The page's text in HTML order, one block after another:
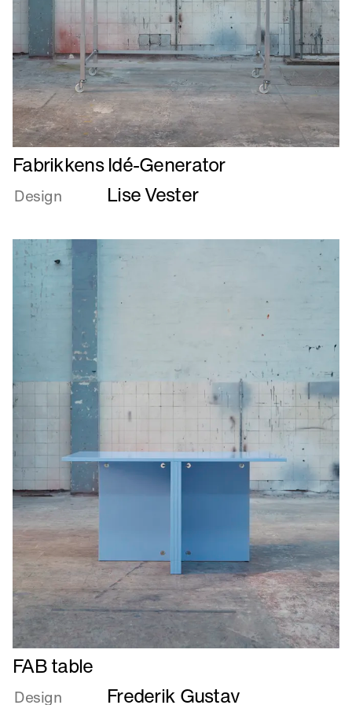
mere
om
Fabrikkens
Idé-
Generator
Fabrikkens Idé-Generator
Design Lise Vester
Læs
mere
om
FAB
table
FAB table
Design
Producent HAY